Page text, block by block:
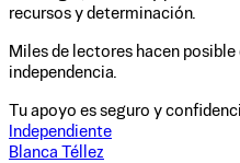
recursos y determinación.
Miles de lectores hacen
independencia.
Tu apoyo es seguro y
Independiente
Blanca Téllez